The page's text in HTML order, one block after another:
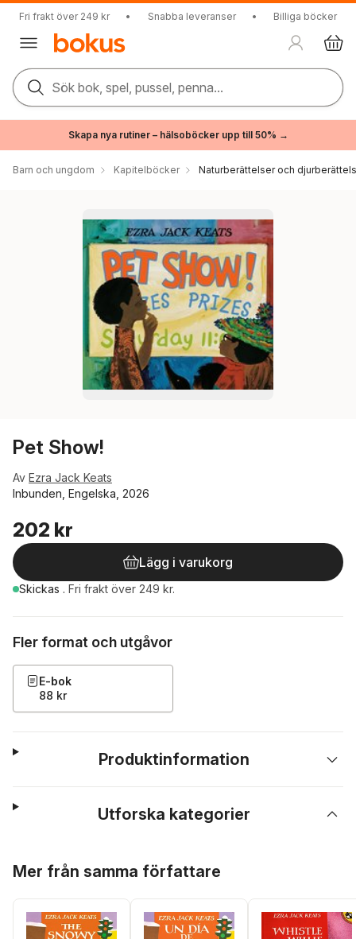
Fri frakt över 249 kr • Snabba leveranser • Billiga böcker
Sök bok, spel, pussel, penna...
Skapa nya rutiner – hälsoböcker upp till 50% →
Barn och ungdom Kapitelböcker Naturberättelser och
Pet Show!
Av Ezra Jack Keats
Inbunden, Engelska, 2026
202 kr
Lägg i varukorg
Skickas . Fri frakt över 249 kr.
Fler format och utgåvor
E-bok
88 kr
Produktinformation
Utforska kategorier
Mer från samma författare